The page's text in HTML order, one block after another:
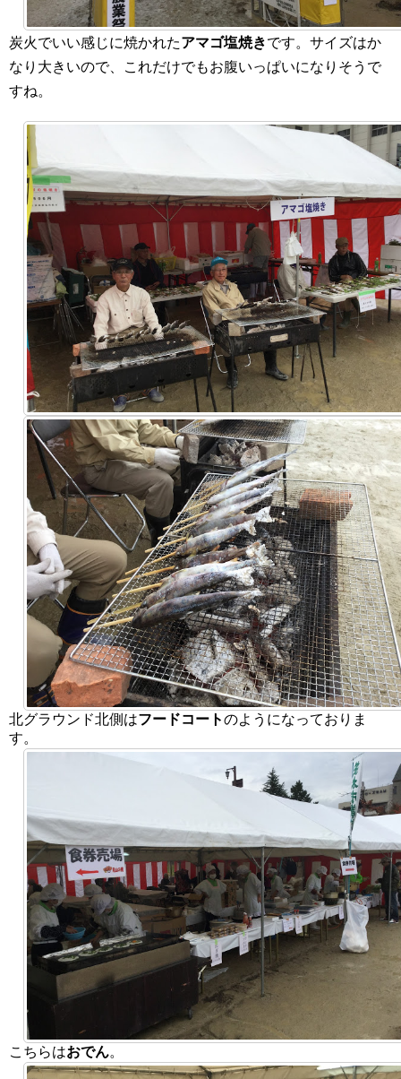
炭火でいい感じに焼かれたアマゴ塩焼きです。サイズはか
なり大きいので、これだけでもお腹いっぱいになりそうで
すね。
北グラウンド北側はフードコートのようになっておりま
す。
こちらはおでん。